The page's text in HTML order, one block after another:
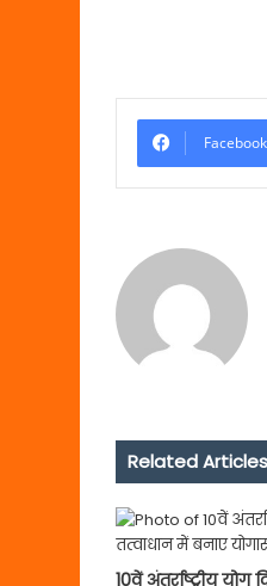
Facebook
Related Articles
10वें अंतर्राष्ट्रीय